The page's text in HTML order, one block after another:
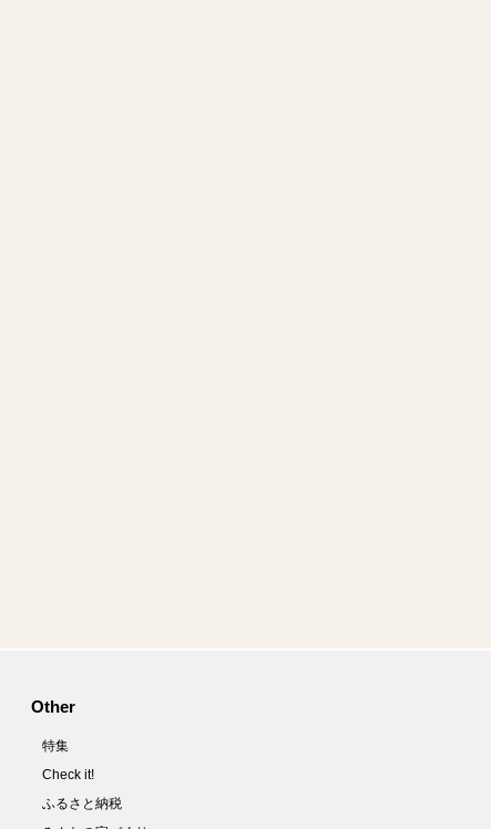
Other
特集
Check it!
ふるさと納税